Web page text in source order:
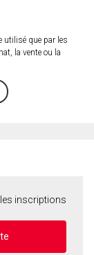
utilisé que par les
la vente ou la
inscriptions